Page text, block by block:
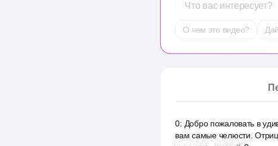
Что вас интересует?
О чем это видео?
0: Добро пожаловать в
вам самые челюсти.